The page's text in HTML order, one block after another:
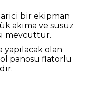
bir ekipman
akıma ve susuz
mevcuttur.
yapılacak olan
panosu flatörlü